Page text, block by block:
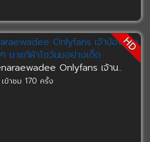
HD
Onlyfans เจ้าน..
ข้าชม 170 ครั้ง